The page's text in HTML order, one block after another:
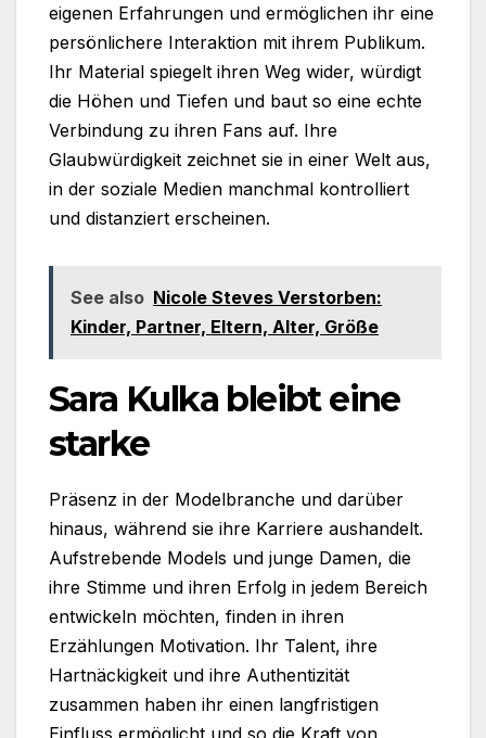
eigenen Erfahrungen und ermöglichen ihr eine
persönlichere Interaktion mit ihrem Publikum.
Ihr Material spiegelt ihren Weg wider, würdigt
die Höhen und Tiefen und baut so eine echte
Verbindung zu ihren Fans auf. Ihre
Glaubwürdigkeit zeichnet sie in einer Welt aus,
in der soziale Medien manchmal kontrolliert
und distanziert erscheinen.
See also Nicole Steves Verstorben:
Kinder, Partner, Eltern, Alter, Größe
Sara Kulka bleibt eine
starke
Präsenz in der Modelbranche und darüber
hinaus, während sie ihre Karriere aushandelt.
Aufstrebende Models und junge Damen, die
ihre Stimme und ihren Erfolg in jedem Bereich
entwickeln möchten, finden in ihren
Erzählungen Motivation. Ihr Talent, ihre
Hartnäckigkeit und ihre Authentizität
zusammen haben ihr einen langfristigen
Einfluss ermöglicht und so die Kraft von